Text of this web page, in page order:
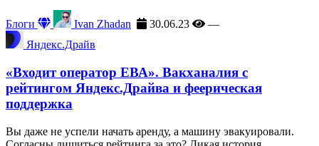
Блоги Ivan Zhadan 30.06.23
—
Яндекс.Драйв
«Входит оператор ЕВА». Вакханалия с
рейтингом Яндекс.Драйва и феерическая
поддержка
Вы даже не успели начать аренду, а машину эвакуировали.